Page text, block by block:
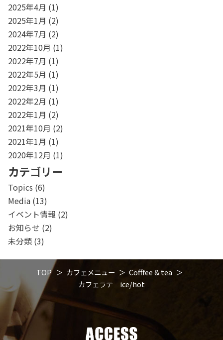
2025年4月 (1)
2025年1月 (2)
2024年7月 (2)
2022年10月 (1)
2022年7月 (1)
2022年5月 (1)
2022年3月 (1)
2022年2月 (1)
2022年1月 (2)
2021年10月 (2)
2021年1月 (1)
2020年12月 (1)
カテゴリー
Topics (6)
Media(13)
イベント情報 (2)
お知らせ (2)
未分類(3)
TOP カフェメニュー
Cofffee & tea
カフェラテ ice/hot